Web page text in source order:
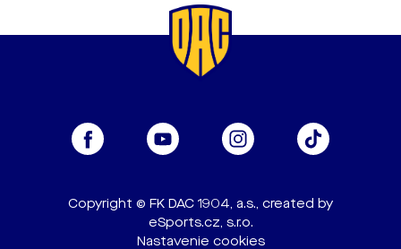
Copyright © FK DAC 1904, a.s., created by
eSports.cz, s.r.o.
Nastavenie cookies